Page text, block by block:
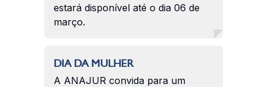
estará disponível até o dia 06 de
março.
DIA DA MULHER
A ANAJUR convida para um